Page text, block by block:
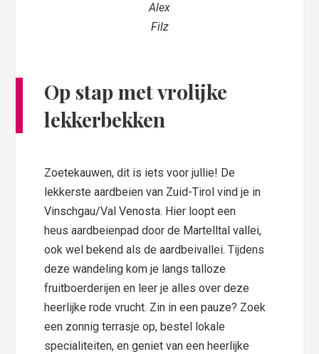
Alex
Filz
Op stap met vrolijke
lekkerbekken
Zoetekauwen, dit is iets voor jullie! De
lekkerste aardbeien van Zuid-Tirol vind je in
Vinschgau/Val Venosta. Hier loopt een
heus aardbeienpad door de Martelltal vallei,
ook wel bekend als de aardbeivallei. Tijdens
deze wandeling kom je langs talloze
fruitboerderijen en leer je alles over deze
heerlijke rode vrucht. Zin in een pauze? Zoek
een zonnig terrasje op, bestel lokale
specialiteiten, en geniet van een heerlijke